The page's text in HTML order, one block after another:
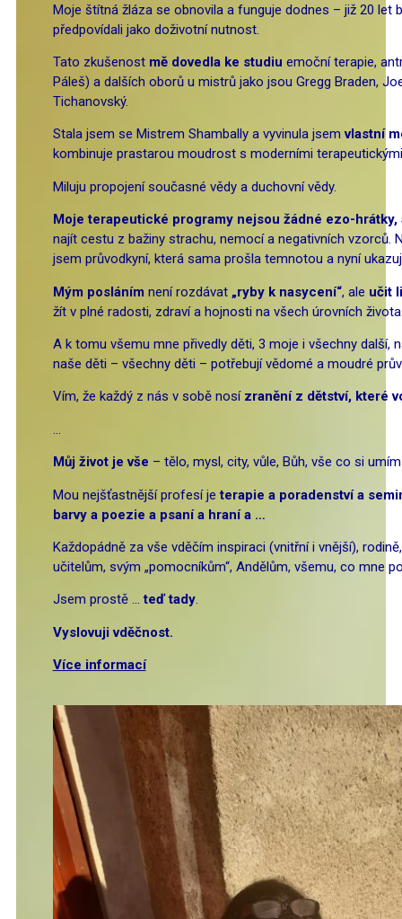
Moje štítná žláza se obnovila a funguje dodnes – již 20 let
předpovídali jako doživotní nutnost.
Tato zkušenost mě dovedla ke studiu emoční terapie,
Páleš) a dalších oborů u mistrů jako jsou Gregg Braden,
Tichanovský.
Stala jsem se Mistrem Shambally a vyvinula jsemvlastní
kombinuje prastarou moudrost s moderními
Miluju propojení současné vědy a duchovní vědy.
Moje terapeutické programy nejsou žádné ezo-
najít cestu z bažiny strachu, nemocí a negativních vzorců.
jsem průvodkyní, která sama prošla temnotou a nyní
Mým posláním není rozdávat„ryby k nasycení“, ale učit
žít v plné radosti, zdraví a hojnosti na všech úrovních
A k tomu všemu mne přivedly děti, 3 moje i všechny další,
naše děti – všechny děti – potřebují vědomé a moudré
Vím, že každý z nás v sobě nosí zranění z dětství, které
…
Můj život je vše – tělo, mysl, city, vůle, Bůh, vše co si
Mou nejšťastnější profesí jeterapie a poradenství a
barvy a poezie a psaní a hraní a …
Každopádně za vše vděčím inspiraci (vnitřní i vnější),
učitelům, svým „pomocníkům“, Andělům, všemu, co mne
Jsem prostě … teď tady.
Vyslovuji vděčnost.
Více informací